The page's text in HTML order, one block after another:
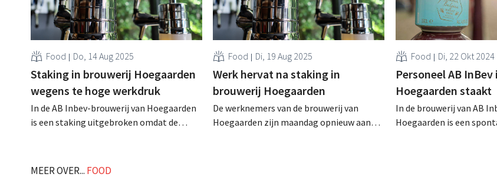
Food Do, 14 Aug 2025
Staking in brouwerij Hoegaarden
wegens te hoge werkdruk
In de AB Inbev-brouwerij van Hoegaarden
is een staking uitgebroken omdat de
nieuwe opdracht (weer) bij, toen bleek dat
Food Di, 19 Aug 2025
Werk hervat na staking in
brouwerij Hoegaarden
De werknemers van de brouwerij van
Hoegaarden zijn maandag opnieuw aan
Food Di, 22 Okt 2024
Personeel AB InBev
Hoegaarden staakt
In de brouwerij van AB
Hoegaarden is een
MEER OVER... FOOD